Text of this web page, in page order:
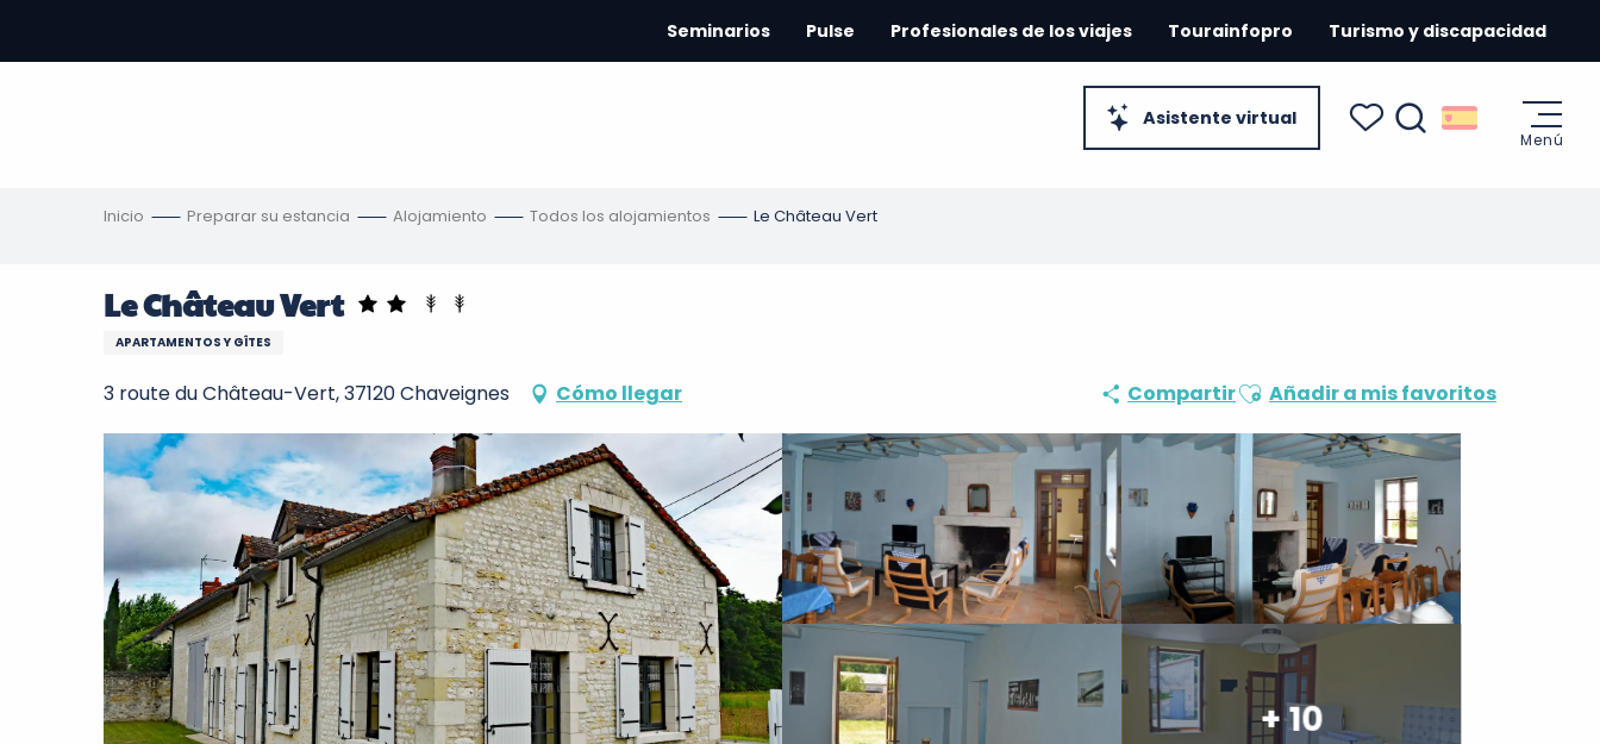
contenu
Asistente virtual
Seminarios Pulse Profesionales de los viajes Tourainfopro Turismo y discapacidad
Menú
Inicio Preparar su estancia Alojamiento Todos los alojamientos Le Château Vert
Le Château Vert
APARTAMENTOS Y GÎTES
3 route du Château-Vert, 37120 Chaveignes Cómo llegar CompartirAjouter aux favoris
Añadir a mis favoritos
+ 10